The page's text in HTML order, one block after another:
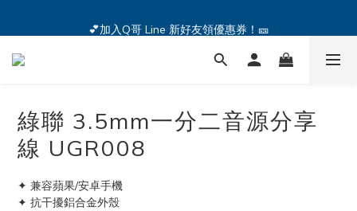
🔥iPhone 17 全系列熱銷中🔥點我購買 — !
綠聯 3.5mm一分二音源分享
線 UGR008
✦ 兼容蘋果/安卓手機
✦ 抗干擾鋁合金外殼